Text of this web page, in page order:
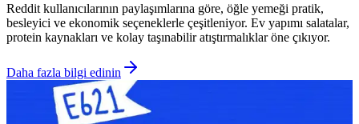
Reddit kullanıcılarının paylaşımlarına göre, öğle yemeği pratik,
besleyici ve ekonomik seçeneklerle çeşitleniyor. Ev yapımı salatalar,
protein kaynakları ve kolay taşınabilir atıştırmalıklar öne çıkıyor.
Daha fazla bilgi edinin